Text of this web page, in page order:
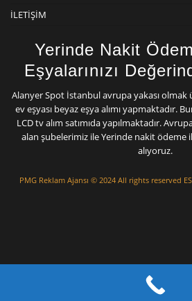
İLETIŞIM
Yerinde Nakit
Eşyalarınızı
Alanyer Spot İstanbul avrupa yakası
ev eşyası beyaz eşya alımı yapmaktadır.
LCD tv alım satımıda yapılmaktadır.
alan şubelerimiz ile Yerinde nakit ödeme
alıyoruz.
PMG Reklam Ajansı © 2024 All rights reserved